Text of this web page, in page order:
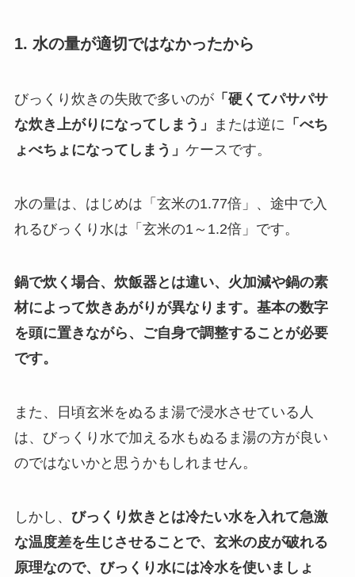
1. 水の量が適切ではなかったから
びっくり炊きの失敗で多いのが「硬くてパサパサ
な炊き上がりになってしまう」
または逆に 「べち
ょべちょになってしまう」 ケースです。
水の量は、はじめは「玄米の1.77倍」、途中で入
れるびっくり水は「玄米の1～1.2倍」です。
鍋で炊く場合、炊飯器とは違い、火加減や鍋の素
材によって炊きあがりが異なります。基本の数字
を頭に置きながら、ご自身で調整することが必要
です。
また、日頃玄米をぬるま湯で浸水させている人
は、びっくり水で加える水もぬるま湯の方が良い
のではないかと思うかもしれません。
しかし、 びっくり炊きとは冷たい水を入れて急激
な温度差を生じさせることで、玄米の皮が破れる
原理なので、びっくり水には冷水を使いましょ